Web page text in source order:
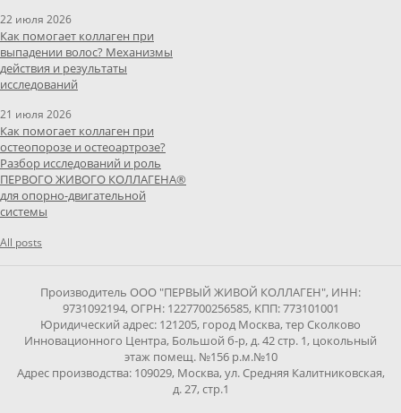
22 июля 2026
Как помогает коллаген при
выпадении волос? Механизмы
действия и результаты
исследований
21 июля 2026
Как помогает коллаген при
остеопорозе и остеоартрозе?
Разбор исследований и роль
ПЕРВОГО ЖИВОГО КОЛЛАГЕНА®
для опорно-двигательной
системы
All posts
Производитель ООО "ПЕРВЫЙ ЖИВОЙ КОЛЛАГЕН", ИНН:
9731092194, ОГРН: 1227700256585, КПП: 773101001
Юридический адрес: 121205, город Москва, тер Сколково
Инновационного Центра, Большой б-р, д. 42 стр. 1, цокольный
этаж помещ. №156 р.м.№10
Адрес производства: 109029, Москва, ул. Средняя Калитниковская,
д. 27, стр.1